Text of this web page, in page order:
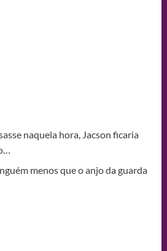
naquela hora, Jacson ficaria
menos que o anjo da guarda